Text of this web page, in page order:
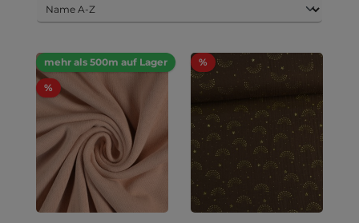
mehr als 500m auf Lager
%
%